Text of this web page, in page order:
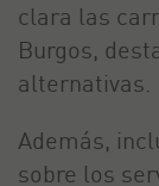
clara las
Burgos,
alternativas.
Además,
sobre los